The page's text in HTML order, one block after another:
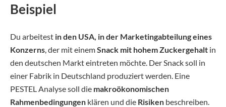
Beispiel
Du arbeitest in den USA, in der Marketingabteilung eines
Konzerns, der mit einemSnack mit hohem Zuckergehalt in
den deutschen Markt eintreten möchte. Der Snack soll in
einer Fabrik in Deutschland produziert werden. Eine
PESTEL Analyse soll die makroökonomischen
Rahmenbedingungen klären und die Risiken beschreiben.